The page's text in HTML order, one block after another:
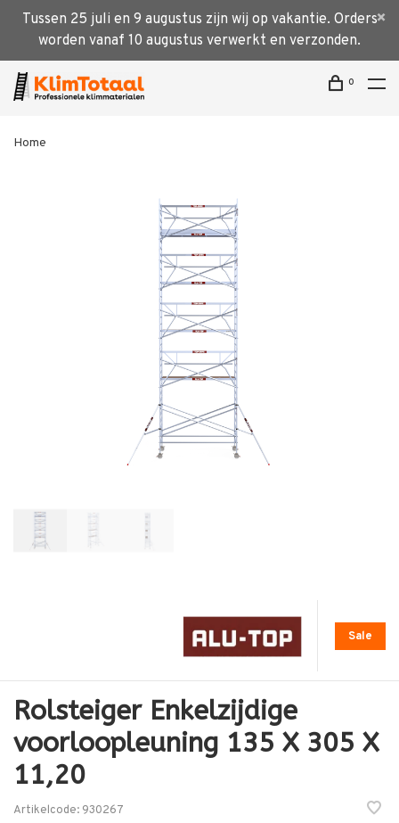
Tussen 25 juli en 9 augustus zijn wij op vakantie. Orders
worden vanaf 10 augustus verwerkt en verzonden.
0
Home
Sale
Rolsteiger Enkelzijdige
voorloopleuning 135 X 305 X
11,20
Artikelcode: 930267